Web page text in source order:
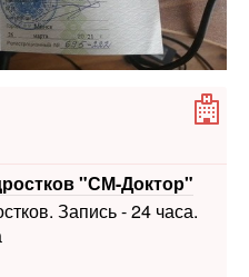
"СМ-Доктор"
Запись - 24 часа.